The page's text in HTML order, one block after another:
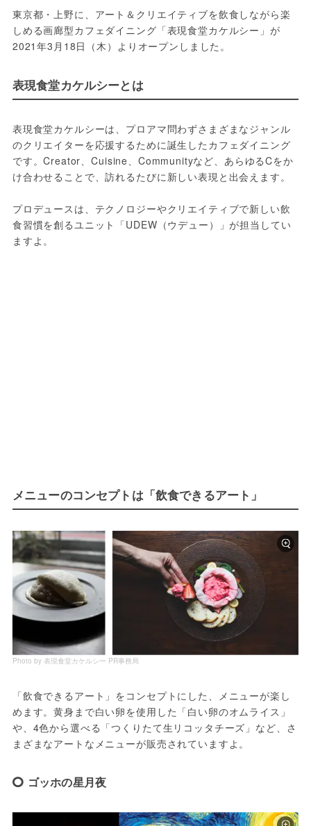
東京都・上野に、アート＆クリエイティブを飲食しながら楽
しめる画廊型カフェダイニング「表現食堂カケルシー」が
2021年3月18日（木）よりオープンしました。
表現食堂カケルシーとは
表現食堂カケルシーは、プロアマ問わずさまざまなジャンル
のクリエイターを応援するために誕生したカフェダイニング
です。Creator、Cuisine、Communityなど、あらゆるCをか
け合わせることで、訪れるたびに新しい表現と出会えます。
プロデュースは、テクノロジーやクリエイティブで新しい飲
食習慣を創るユニット「UDEW（ウデュー）」が担当してい
ますよ。
メニューのコンセプトは「飲食できるアート」
Photo by 表現食堂カケルシー PR事務局
「飲食できるアート」をコンセプトにした、メニューが楽し
めます。黄身まで白い卵を使用した「白い卵のオムライス」
や、4色から選べる「つくりたて生リコッタチーズ」など、さ
まざまなアートなメニューが販売されていますよ。
ゴッホの星月夜